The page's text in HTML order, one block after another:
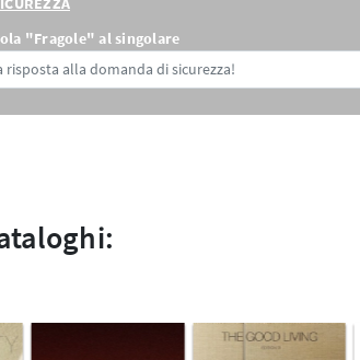
"Fragole" al singolare